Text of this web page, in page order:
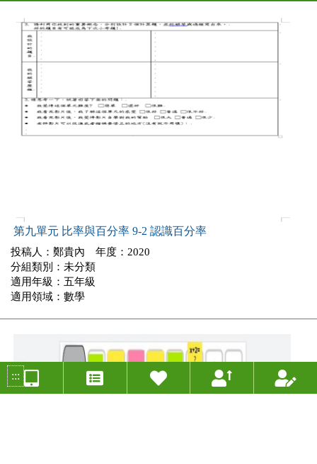
第九單元 比率與百分率 9-2 認識百分率
投稿人：鄭貴內 年度：2020
分組類別：未分類
適用年級：五年級
適用領域：數學
:::